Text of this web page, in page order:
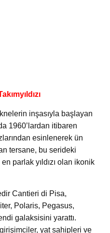
inşasıyla başlayan
1960’lardan itibaren
esinlenerek ün
tersane, bu serideki
en parlak yıldızı olan ikonik
Cantieri di Pisa,
Polaris, Pegasus,
galaksisini yarattı.
yat sahipleri ve